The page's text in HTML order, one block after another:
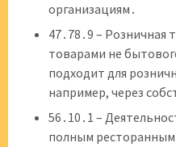
организациям․
47․78․9 – Розничная
товарами не
подходит для
например, через
56․10․1 –
полным